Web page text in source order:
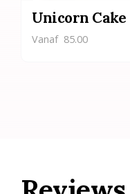
Unicorn Cake
Vanaf 85.00